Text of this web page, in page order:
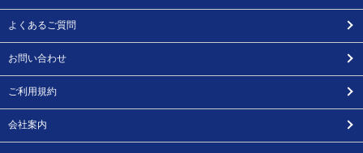
よくあるご質問
お問い合わせ
ご利用規約
会社案内